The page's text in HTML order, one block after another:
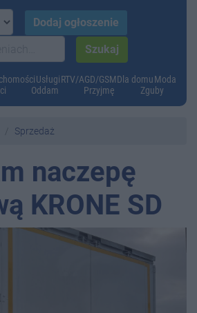
UsługiRTV/AGD/GSMDla domuModa
Oddam Przyjmę Zguby
Sprzedaż
naczepę
KRONE SD